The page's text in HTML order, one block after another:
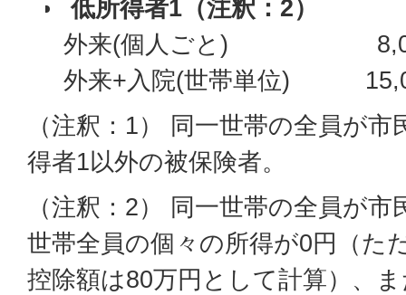
低所得者1（注釈：2）
外来(個人ごと)
外来+入院(世帯単位)
（注釈：1） 同一世帯の全員が
得者1以外の被保険者。
（注釈：2） 同一世帯の全員が
世帯全員の個々の所得が0円（た
控除額は80万円として計算）、